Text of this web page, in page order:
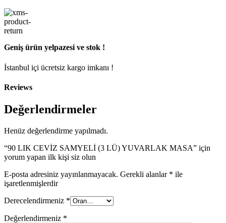
Geniş ürün yelpazesi ve stok !
İstanbul içi ücretsiz kargo imkanı !
Reviews
Değerlendirmeler
Henüz değerlendirme yapılmadı.
“90 LIK CEVİZ SAMYELİ (3 LÜ) YUVARLAK MASA” için
yorum yapan ilk kişi siz olun
E-posta adresiniz yayınlanmayacak. Gerekli alanlar * ile
işaretlenmişlerdir
Derecelendirmeniz *
Değerlendirmeniz *